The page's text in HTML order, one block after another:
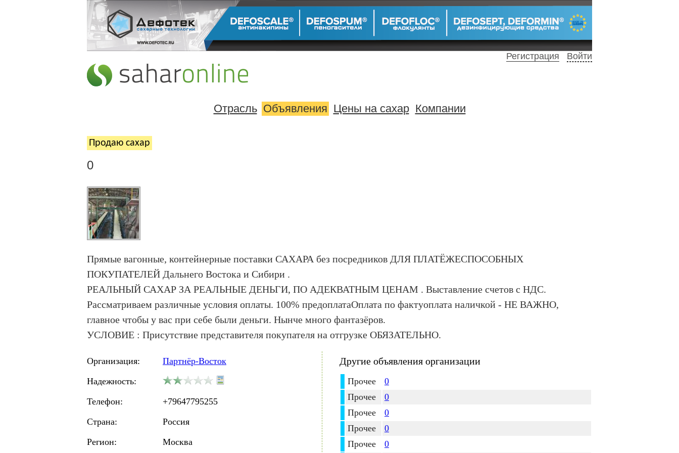
Войти
Регистрация
Отрасль Объявления Цены на сахар Компании
Продаю cахар
0
Прямые вагонные, контейнерные поставки САХАРА без посредников ДЛЯ ПЛАТЁЖЕСПОСОБНЫХ
ПОКУПАТЕЛЕЙ Дальнего Востока и Сибири .
РЕАЛЬНЫЙ САХАР ЗА РЕАЛЬНЫЕ ДЕНЬГИ, ПО АДЕКВАТНЫМ ЦЕНАМ . Выставление счетов с НДС.
Рассматриваем различные условия оплаты. 100% предоплатаОплата по фактуоплата наличкой - НЕ ВАЖНО,
главное чтобы у вас при себе были деньги. Нынче много фантазёров.
УСЛОВИЕ : Присутствие представителя покупателя на отгрузке ОБЯЗАТЕЛЬНО.
Организация:
Партнёр-Восток
Надежность:
Телефон:
+79647795255
Страна:
Россия
Регион:
Москва
Другие объявления организации
Прочее
0
Прочее
0
Прочее
0
Прочее
0
Прочее
0